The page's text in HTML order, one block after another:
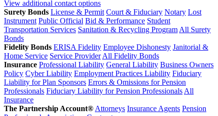
View additional contact options
Surety Bonds License & Permit Court & Fiduciary Notary Lost
Instrument Public Official Bid & Performance Student
Transportation Services Sanitation & Recycling Program All Surety
Bonds
Fidelity Bonds ERISA Fidelity Employee Dishonesty Janitorial &
Home Service Service Provider All Fidelity Bonds
Insurance Professional Liability General Liability Business Owners
Policy Cyber Liability Employment Practices Liability Fiduciary
Liability for Plan Sponsors Errors & Omissions for Pension
Professionals Fiduciary Liability for Pension Professionals All
Insurance
The Partnership Account® Attorneys Insurance Agents Pension